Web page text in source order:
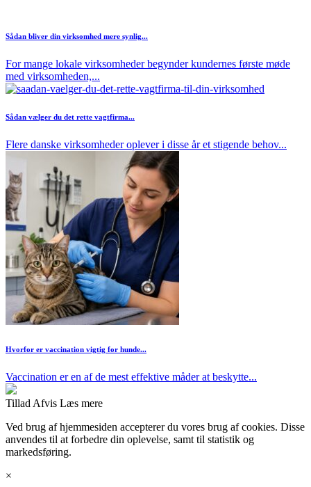
Sådan bliver din virksomhed mere synlig...
For mange lokale virksomheder begynder kundernes første møde
med virksomheden,...
Sådan vælger du det rette vagtfirma...
Flere danske virksomheder oplever i disse år et stigende behov...
Hvorfor er vaccination vigtig for hunde...
Vaccination er en af de mest effektive måder at beskytte...
Tillad Afvis Læs mere
Ved brug af hjemmesiden accepterer du vores brug af cookies. Disse
anvendes til at forbedre din oplevelse, samt til statistik og
markedsføring.
×